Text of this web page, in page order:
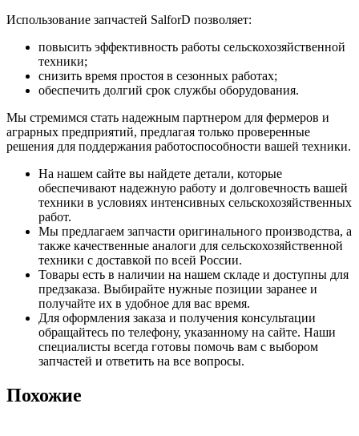
Использование запчастей SalforD позволяет:
повысить эффективность работы сельскохозяйственной
техники;
снизить время простоя в сезонных работах;
обеспечить долгий срок службы оборудования.
Мы стремимся стать надежным партнером для фермеров и
аграрных предприятий, предлагая только проверенные
решения для поддержания работоспособности вашей техники.
На нашем сайте вы найдете детали, которые
обеспечивают надежную работу и долговечность вашей
техники в условиях интенсивных сельскохозяйственных
работ.
Мы предлагаем запчасти оригинального производства, а
также качественные аналоги для сельскохозяйственной
техники с доставкой по всей России.
Товары есть в наличии на нашем складе и доступны для
предзаказа. Выбирайте нужные позиции заранее и
получайте их в удобное для вас время.
Для оформления заказа и получения консультации
обращайтесь по телефону, указанному на сайте. Наши
специалисты всегда готовы помочь вам с выбором
запчастей и ответить на все вопросы.
Похожие